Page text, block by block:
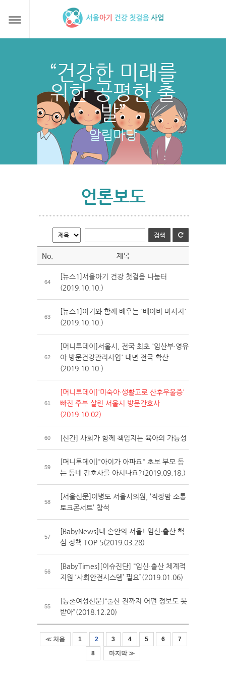
“건강한 미래를
위한 공평한 출
발”
알림마당
언론보도
No. 제목
64
[뉴스1]서울아기 건강 첫걸음 나눔터
(2019.10.10.)
63
[뉴스1]아기와 함께 배우는 '베이비 마사지'
(2019.10.10.)
62
[머니투데이]서울시, 전국 최초 '임산부·영유
아 방문건강관리사업' 내년 전국 확산
(2019.10.10.)
61
[머니투데이]'미숙아·생활고로 산후우울증'
빠진 주부 살린 서울시 방문간호사
(2019.10.02)
60 [신간] 사회가 함께 책임지는 육아의 가능성
59
[머니투데이]"아이가 아파요" 초보 부모 돕
는 동네 간호사를 아시나요?(2019.09.18.)
58
[서울신문]이병도 서울시의원, ‘직장맘 소통
토크콘서트’ 참석
57
[BabyNews]내 손안의 서울! 임신·출산 핵
심 정책 TOP 5(2019.03.28)
56
[BabyTimes][이슈진단] “임신·출산 체계적
지원 ‘사회안전시스템’ 필요”(2019.01.06)
55
[농촌여성신문]“출산 전까지 어떤 정보도 못
받아”(2018.12.20)
≪ 처음 1 2 3 4 5 6
7
8
마지막 ≫